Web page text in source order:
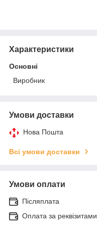
Характеристики
Основні
Виробник
Умови доставки
Нова Пошта
Всі умови доставки
Умови оплати
Післяплата
Оплата за реквізитами